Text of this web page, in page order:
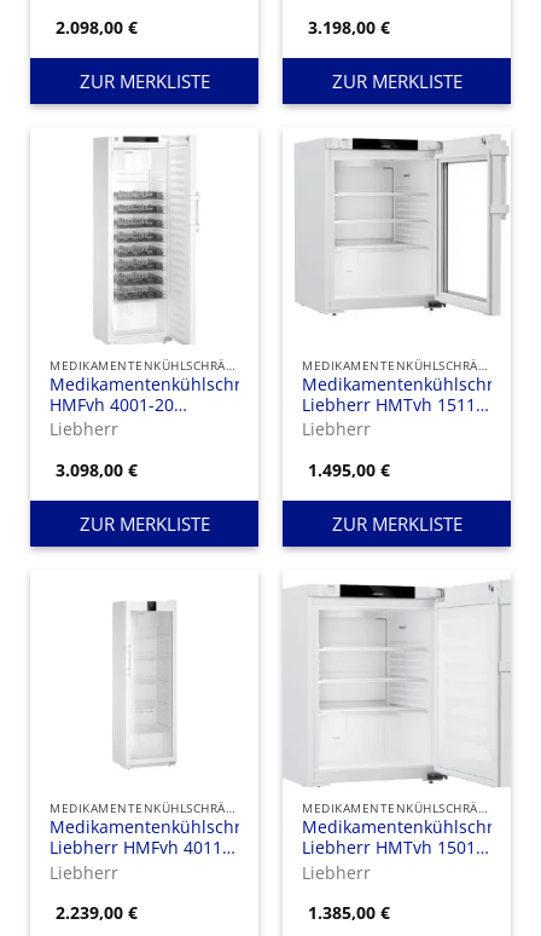
2.098,00€
ZUR MERKLISTE
Medikamentenschubfächern
3.198,00€
ZUR MERKLISTE
MEDIKAMENTENKÜHLSCHRÄNKE
Medikamentenkühlschrank
HMFvh 4001-20
Perfection, mit Stahltür
Medikamentenschubfächern
Liebherr
3.098,00€
ZUR MERKLISTE
MEDIKAMENTENKÜHLSCHRÄNKE
Medikamentenkühlschrank
Liebherr HMTvh 1511
Perfection mit Glastür,
Tragrosten
Liebherr
1.495,00€
ZUR MERKLISTE
MEDIKAMENTENKÜHLSCHRÄNKE
Medikamentenkühlschrank
Liebherr HMFvh 4011
Perfection, mit Glastür
Liebherr
2.239,00€
MEDIKAMENTENKÜHLSCHRÄNKE
Medikamentenkühlschrank
Liebherr HMTvh 1501
Perfection mit Stahltür,
Tragrosten
Liebherr
1.385,00€